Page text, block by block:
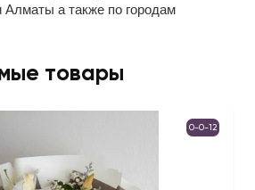
Алматы а также по городам
товары
0-0-12